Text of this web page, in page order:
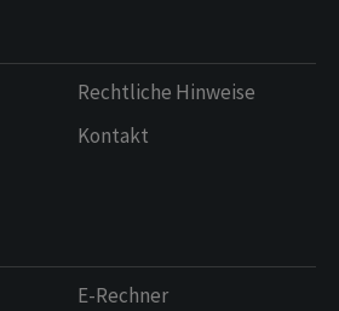
Rechtliche Hinweise
Kontakt
E-Rechner